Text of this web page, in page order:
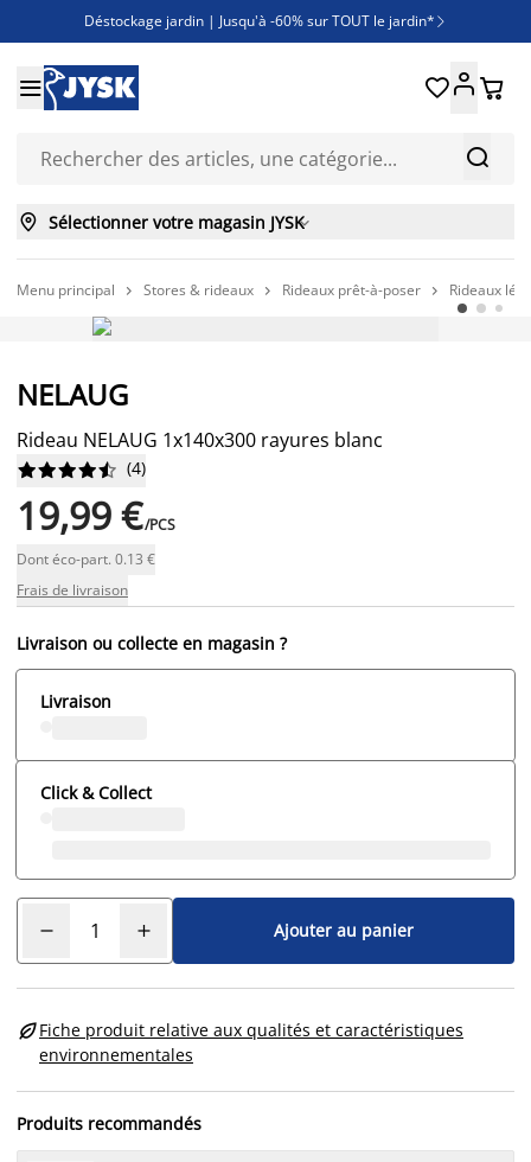
Déstockage jardin | Jusqu'à -60% sur TOUT le jardin* 
Jusqu'à -50% sur une sélection literie
Découvrez les nouveautés de la collection


 
 Sélectionner votre magasin JYSK
Menu principal  Stores & rideaux  Rideaux prêt-à-poser  Rideaux
NELAUG
Rideau NELAUG 1x140x300 rayures blanc





 (4)
19,99 €/PCS
Dont éco-part. 0.13 €
Frais de livraison
Livraison ou collecte en magasin ?
Livraison
Click & Collect
Ajouter au panier
Fiche produit relative aux qualités et caractéristiques
environnementales
Produits recommandés